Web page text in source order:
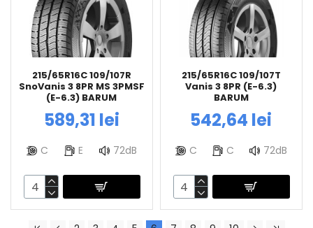
215/65R16C 109/107R
SnoVanis 3 8PR MS 3PMSF
(E-6.3) BARUM
589,31 lei
C E 72dB
215/65R16C 109/107T
Vanis 3 8PR (E-6.3)
BARUM
542,64 lei
C C 72dB